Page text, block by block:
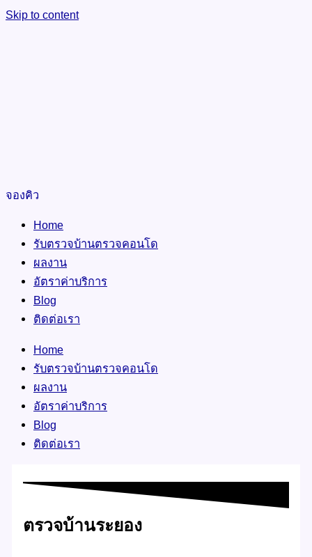
Skip to content
จองคิว
Home
รับตรวจบ้านตรวจคอนโด
ผลงาน
อัตราค่าบริการ
Blog
ติดต่อเรา
Home
รับตรวจบ้านตรวจคอนโด
ผลงาน
อัตราค่าบริการ
Blog
ติดต่อเรา
ตรวจบ้านระยอง